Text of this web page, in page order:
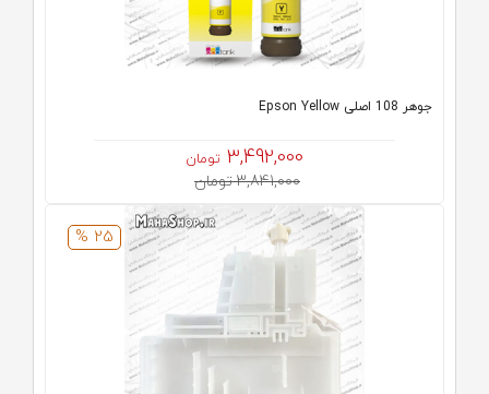
جوهر 108 اصلی Epson Yellow
3,492,000 تومان
3,841,000 تومان
25 %